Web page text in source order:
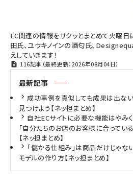
EC関連の情報をサクッとまとめて火曜日
田氏、ユウキノインの酒匂氏、
えしていきます！
116記事（最終更新：2026年08月04日）
最新記事
成功事例を真似しても成果は出ない
見つけよう【ネッ担まとめ】
自社ECサイトに必要な機能はやみ
「自分たちのお店のお客様に合ってい
【ネッ担まとめ】
「儲かる仕組み」は商品だけじゃな
モデルの作り方【ネッ担まとめ】